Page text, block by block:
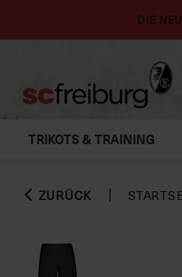
DIE
TRIKOTS & TRAINING
ZURÜCK